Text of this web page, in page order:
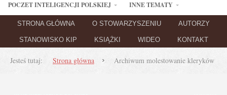
POCZET INTELIGENCJI POLSKIEJ INNE TEMATY
STRONA GŁÓWNA O STOWARZYSZENIU AUTORZY
STANOWISKO KIP KSIĄŻKI WIDEO KONTAKT
Jesteś tutaj: Strona główna Archiwum molestowanie kleryków